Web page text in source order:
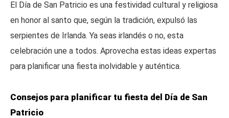
El Día de San Patricio es una festividad cultural y religiosa
en honor al santo que, según la tradición, expulsó las
serpientes de Irlanda. Ya seas irlandés o no, esta
celebración une a todos. Aprovecha estas ideas expertas
para planificar una fiesta inolvidable y auténtica.
Consejos para planificar tu fiesta del Día de San
Patricio